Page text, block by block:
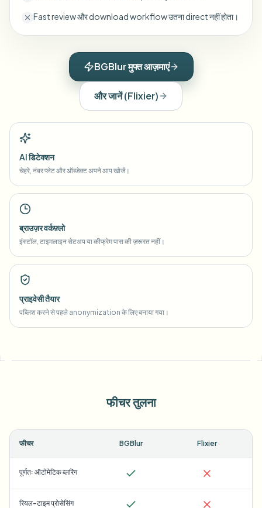
Fast review और download workflow उतना direct नहीं होता।
BGBlur मुफ्त आज़माएं
और जानें(Flixier)
AI डिटेक्शन
चेहरे, नंबर प्लेट और ऑब्जेक्ट अपने आप खोजें।
ब्राउज़र वर्कफ़्लो
इंस्टॉल, टाइमलाइन सेटअप या कीफ्रेम पास की ज़रूरत नहीं।
प्राइवेसी तैयार
पब्लिश करने से पहले anonymization के लिए बनाया गया।
फीचर तुलना
फीचर BGBlur Flixier
पूर्णतः ऑटोमेटिक ब्लरिंग
रियल-टाइम प्रोसेसिंग